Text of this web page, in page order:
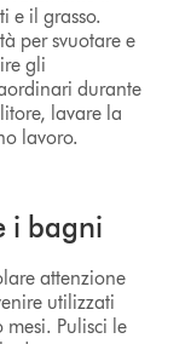
e il grasso.
per svuotare e
gli
durante
lavare la
lavoro.
i bagni
attenzione
utilizzati
mesi. Pulisci le